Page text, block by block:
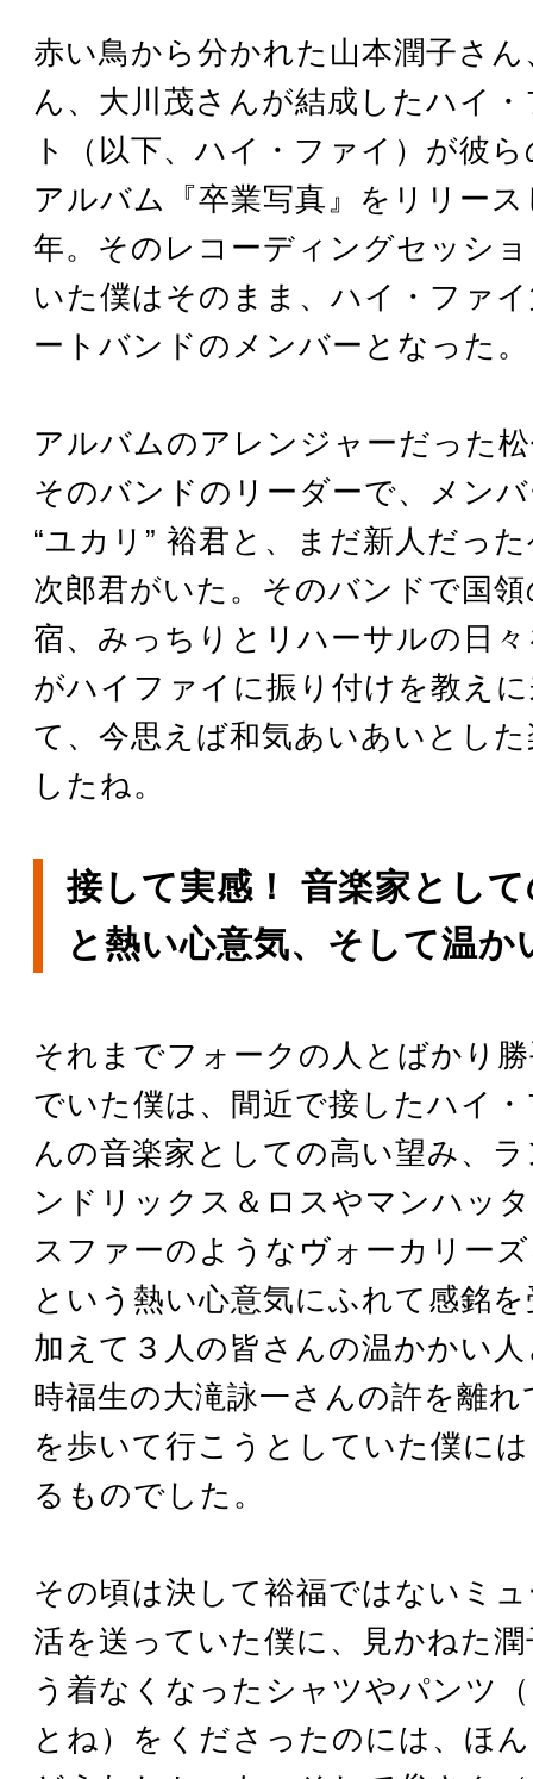
赤い鳥から分かれた山本潤子さ
ん、大川茂さんが結成したハイ
ト（以下、ハイ・ファイ）が彼
アルバム『卒業写真』をリリー
年。そのレコーディングセッシ
いた僕はそのまま、ハイ・ファ
ートバンドのメンバーとなった。
アルバムのアレンジャーだった
そのバンドのリーダーで、メン
“ユカリ” 裕君と、まだ新人だっ
次郎君がいた。そのバンドで国
宿、みっちりとリハーサルの日
がハイファイに振り付けを教え
て、今思えば和気あいあいとし
したね。
接して実感！ 音楽家とし
と熱い心意気、そして温か
それまでフォークの人とばかり
でいた僕は、間近で接したハイ
んの音楽家としての高い望み、
ンドリックス＆ロスやマンハッ
スファーのようなヴォーカリー
という熱い心意気にふれて感銘
加えて３人の皆さんの温かかい
時福生の大滝詠一さんの許を離
を歩いて行こうとしていた僕に
るものでした。
その頃は決して裕福ではないミ
活を送っていた僕に、見かねた
う着なくなったシャツやパンツ
とね）をくださったのには、ほ